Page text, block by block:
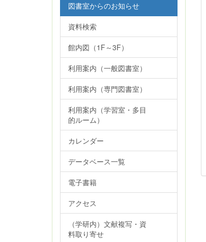
図書室からのお知らせ
資料検索
館内図（1F～3F）
利用案内（一般図書室）
利用案内（専門図書室）
利用案内（学習室・多目
的ルーム）
カレンダー
データベース一覧
電子書籍
アクセス
（学研内）文献複写・資
料取り寄せ